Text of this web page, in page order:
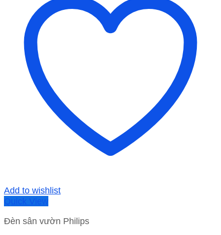
Add to wishlist
Quick View
Đèn sân vườn Philips